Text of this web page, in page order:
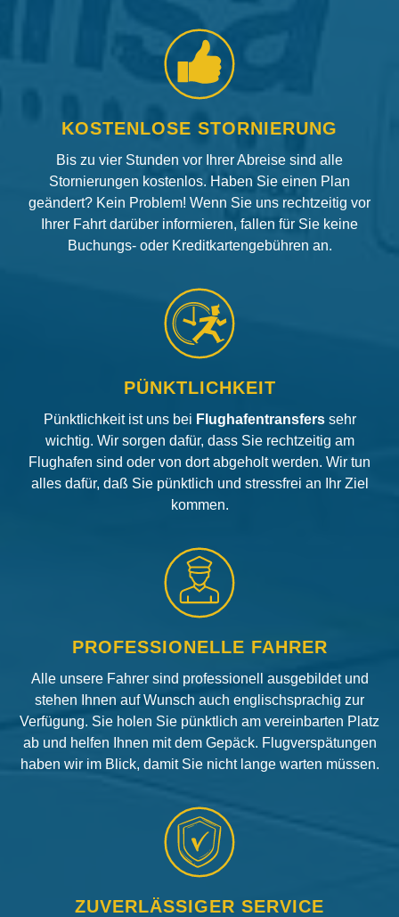
KOSTENLOSE STORNIERUNG
Bis zu vier Stunden vor Ihrer Abreise sind alle
Stornierungen kostenlos. Haben Sie einen Plan
geändert? Kein Problem! Wenn Sie uns rechtzeitig vor
Ihrer Fahrt darüber informieren, fallen für Sie keine
Buchungs- oder Kreditkartengebühren an.
PÜNKTLICHKEIT
Pünktlichkeit ist uns bei Flughafentransfers sehr
wichtig. Wir sorgen dafür, dass Sie rechtzeitig am
Flughafen sind oder von dort abgeholt werden. Wir tun
alles dafür, daß Sie pünktlich und stressfrei an Ihr Ziel
kommen.
PROFESSIONELLE FAHRER
Alle unsere Fahrer sind professionell ausgebildet und
stehen Ihnen auf Wunsch auch englischsprachig zur
Verfügung. Sie holen Sie pünktlich am vereinbarten Platz
ab und helfen Ihnen mit dem Gepäck. Flugverspätungen
haben wir im Blick, damit Sie nicht lange warten müssen.
ZUVERLÄSSIGER SERVICE